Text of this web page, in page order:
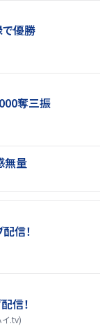
優勝
奪三振
無量
信！
信！
イ.tv)